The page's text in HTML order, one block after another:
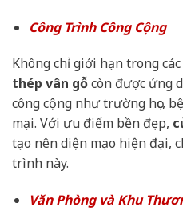
Công Trình Công Cộng
Không chỉ giới hạn trong
thép vân gỗcòn được ứng
công cộng như trường học,
mại. Với ưu điểm bền đẹp,
tạo nên diện mạo hiện đại,
trình này.
Văn Phòng và Khu